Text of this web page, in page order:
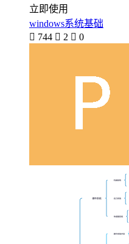
立即使用
windows系统基础
 744  2  0